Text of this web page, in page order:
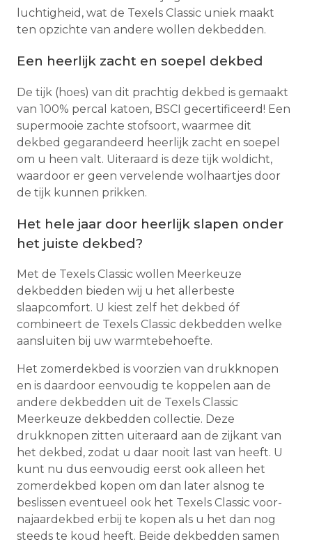
luchtigheid, wat de Texels Classic uniek maakt
ten opzichte van andere wollen dekbedden.
Een heerlijk zacht en soepel dekbed
De tijk (hoes) van dit prachtig dekbed is gemaakt
van 100% percal katoen, BSCI gecertificeerd! Een
supermooie zachte stofsoort, waarmee dit
dekbed gegarandeerd heerlijk zacht en soepel
om u heen valt. Uiteraard is deze tijk woldicht,
waardoor er geen vervelende wolhaartjes door
de tijk kunnen prikken.
Het hele jaar door heerlijk slapen onder
het juiste dekbed?
Met de Texels Classic wollen Meerkeuze
dekbedden bieden wij u het allerbeste
slaapcomfort. U kiest zelf het dekbed óf
combineert de Texels Classic dekbedden welke
aansluiten bij uw warmtebehoefte.
Het zomerdekbed is voorzien van drukknopen
en is daardoor eenvoudig te koppelen aan de
andere dekbedden uit de Texels Classic
Meerkeuze dekbedden collectie. Deze
drukknopen zitten uiteraard aan de zijkant van
het dekbed, zodat u daar nooit last van heeft. U
kunt nu dus eenvoudig eerst ook alleen het
zomerdekbed kopen om dan later alsnog te
beslissen eventueel ook het Texels Classic voor-
najaardekbed erbij te kopen als u het dan nog
steeds te koud heeft. Beide dekbedden samen